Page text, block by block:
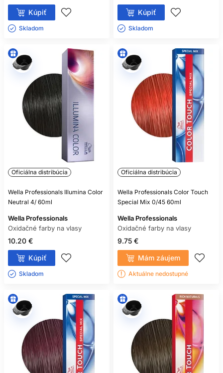
Kúpiť
Skladom ㅤ
Kúpiť
Skladom ㅤ
Oficiálna distribúcia
Wella Professionals Illumina Color
Neutral 4/ 60ml
Wella Professionals
Oxidačné farby na vlasy
10.20 €
Kúpiť
Skladom ㅤ
Oficiálna distribúcia
Wella Professionals Color Touch
Special Mix 0/45 60ml
Wella Professionals
Oxidačné farby na vlasy
9.75 €
Mám záujem
Aktuálne nedostupné